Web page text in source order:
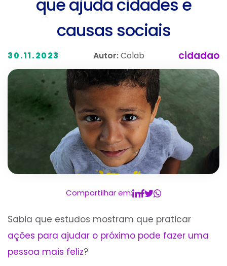
que ajuda cidades e
causas sociais
30.11.2023 Autor:Colab cidadao
Compartilhar em:
Sabia que estudos mostram que praticar
ações para ajudar o próximo pode fazer uma
pessoa mais feliz?